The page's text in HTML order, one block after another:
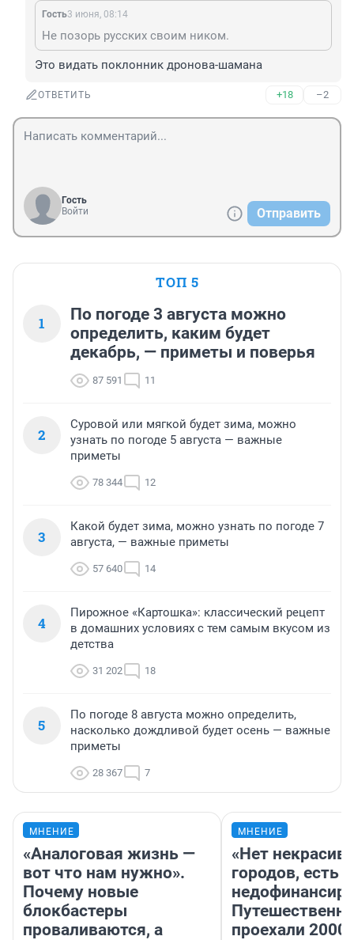
Гость3 июня, 08:14
Не позорь русских своим ником.
Это видать поклонник дронова-шамана
ОТВЕТИТЬ +18 –2
Гость
Войти
Отправить
ТОП 5
1
По погоде 3 августа можно
определить, каким будет
декабрь, — приметы и поверья
87 591 11
2
Суровой или мягкой будет зима, можно
узнать по погоде 5 августа — важные
приметы
78 344 12
3
Какой будет зима, можно узнать по погоде 7
августа, — важные приметы
57 640 14
4
Пирожное «Картошка»: классический рецепт
в домашних условиях с тем самым вкусом из
детства
31 202 18
5
По погоде 8 августа можно определить,
насколько дождливой будет осень — важные
приметы
28 367 7
МНЕНИЕ
«Аналоговая жизнь —
вот что нам нужно».
Почему новые
блокбастеры
проваливаются, а
МНЕНИЕ
«Нет
городов, есть
проехали 2000